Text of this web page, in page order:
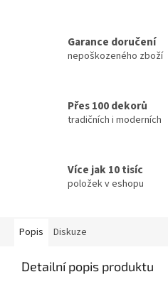
Garance doručení
nepoškozeného zboží
Přes 100 dekorů
tradičních i moderních
Více jak 10 tisíc
položek v eshopu
Popis Diskuze
Detailní popis produktu